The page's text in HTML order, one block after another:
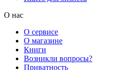
О нас
О сервисе
О магазине
Книги
Возникли вопросы?
Приватность